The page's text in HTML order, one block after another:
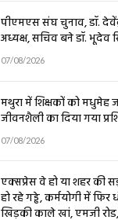
पीएमएस संघ चुनाव, डॉ.
अध्यक्ष, सचिव बने डॉ. भूदेव
07/08/2026
मथुरा में शिक्षकों को
जीवनशैली का दिया गया
07/08/2026
एक्सप्रेस वे हो या शहर की
हो रहे गड्ढे, कर्मयोगी में
खिड़की काले खां, एमजी रोड,